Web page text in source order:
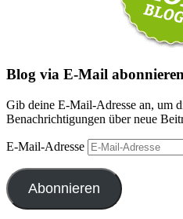
Blog via E-Mail abonnieren
Gib deine E-Mail-Adresse an, um
Benachrichtigungen über neue
E-Mail-Adresse
Abonnieren